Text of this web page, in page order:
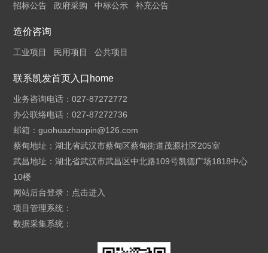
招标公告 政府采购 中标公示 补充公告
造价咨询
工业项目 民用项目 公共项目
联系凯发首页入口home
业务咨询电话：027-87272772
办公联络电话：027-87272736
邮箱：guohuazhaopin@126.com
蔡甸地址：湖北省武汉市蔡甸区蔡甸街道茂源社区205室
武昌地址：湖北省武汉市武昌区中北路109号凯德广场1818中心
10楼
网站后台登录： 点击进入
项目管理系统：
数据采集系统：